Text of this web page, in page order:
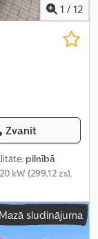
1 / 12
Zvanīt
pilnībā
kW (299,12 zs),
, asu
retardētājs,
140 mm
Mazā sludinājuma